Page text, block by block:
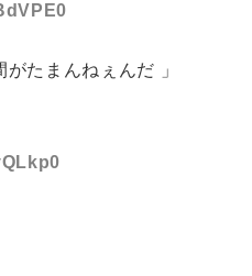
たまんねぇんだ 」